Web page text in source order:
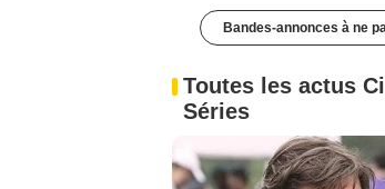
Bandes-annonces à ne
Toutes les actus
Séries